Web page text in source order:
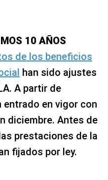
10 AÑOS
de los beneficios
han sido ajustes
A partir de
entrado en vigor con
diciembre. Antes de
prestaciones de la
fijados por ley.